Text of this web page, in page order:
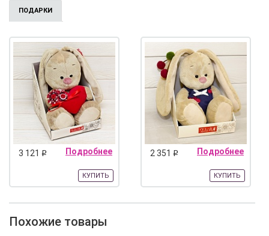
ПОДАРКИ
3 121 q Подробнее
КУПИТЬ
2 351 q Подробнее
КУПИТЬ
Похожие товары